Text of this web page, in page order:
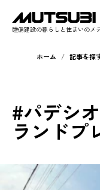
睦備建設の暮らしと住まいのメ
ホーム 記事を探
#パデシ
ランドプ